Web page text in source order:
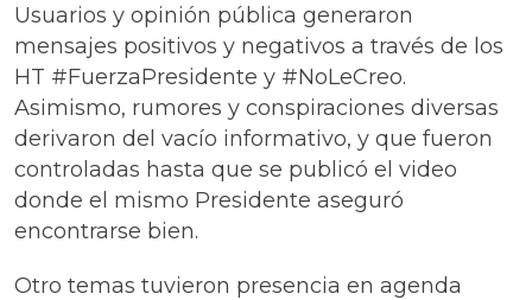
Usuarios y opinión pública generaron
mensajes positivos y negativos a través de los
HT #FuerzaPresidente y #NoLeCreo.
Asimismo, rumores y conspiraciones diversas
derivaron del vacío informativo, y que fueron
controladas hasta que se publicó el video
donde el mismo Presidente aseguró
encontrarse bien.
Otro temas tuvieron presencia en agenda